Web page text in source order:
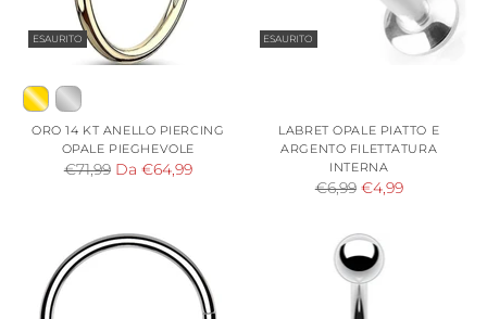
ESAURITO
ORO 14 KT ANELLO PIERCING
OPALE PIEGHEVOLE
Prezzo
€71,99 Da €64,99
ESAURITO
LABRET OPALE PIATTO E
ARGENTO FILETTATURA
INTERNA
Prezzo
listino
€6,99 €4,99